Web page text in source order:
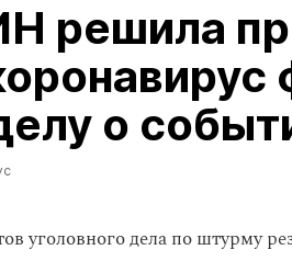
решила
о
уголовного дела по штурму